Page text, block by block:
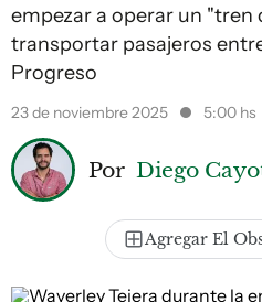
empezar a operar un "tren
transportar pasajeros
Progreso
23 de noviembre 2025 5:00 hs
Por Diego
Agregar El